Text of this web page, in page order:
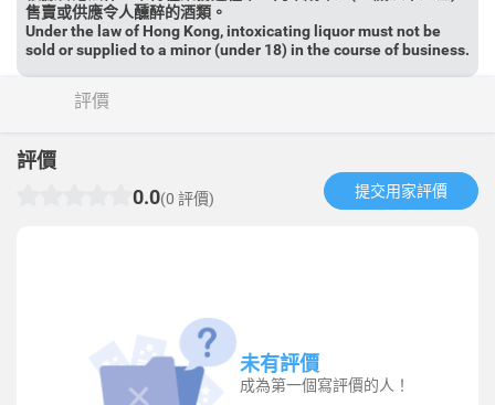
售賣或供應令人醺醉的酒類。
Under the law of Hong Kong, intoxicating liquor must not be
sold or supplied to a minor (under 18) in the course of business.
評價
評價
0.0(0 評價) 提交用家評價​
未有評價
成為第一個寫評價的人！